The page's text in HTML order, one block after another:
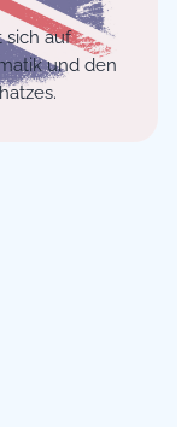
sich auf
und den